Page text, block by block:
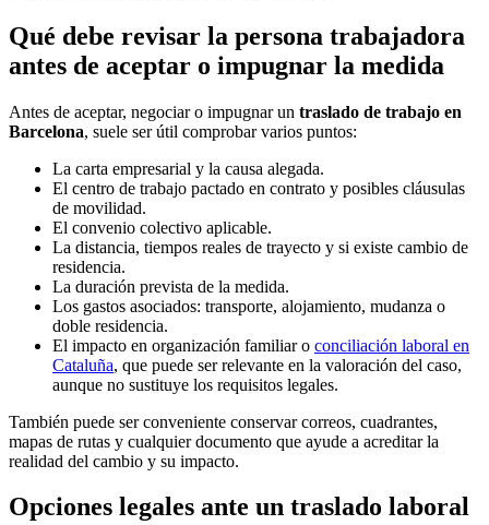
Qué debe revisar la persona trabajadora
antes de aceptar o impugnar la medida
Antes de aceptar, negociar o impugnar un traslado de trabajo en
Barcelona, suele ser útil comprobar varios puntos:
La carta empresarial y la causa alegada.
El centro de trabajo pactado en contrato y posibles cláusulas
de movilidad.
El convenio colectivo aplicable.
La distancia, tiempos reales de trayecto y si existe cambio de
residencia.
La duración prevista de la medida.
Los gastos asociados: transporte, alojamiento, mudanza o
doble residencia.
El impacto en organización familiar o conciliación laboral en
Cataluña, que puede ser relevante en la valoración del caso,
aunque no sustituye los requisitos legales.
También puede ser conveniente conservar correos, cuadrantes,
mapas de rutas y cualquier documento que ayude a acreditar la
realidad del cambio y su impacto.
Opciones legales ante un traslado laboral